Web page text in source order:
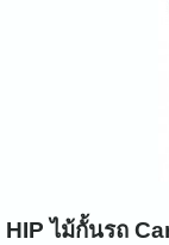
HIP ไม้กั้นรถ